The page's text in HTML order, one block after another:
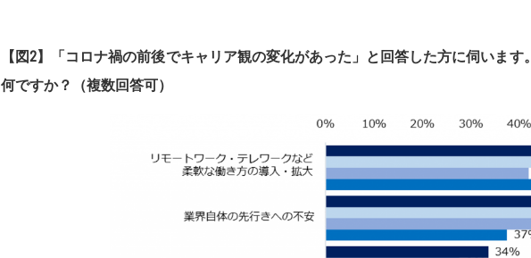
【 図2】 「コロナ禍の前後でキャリア観の変化があった」と回答した方に伺います。
何ですか？（複数回答可）